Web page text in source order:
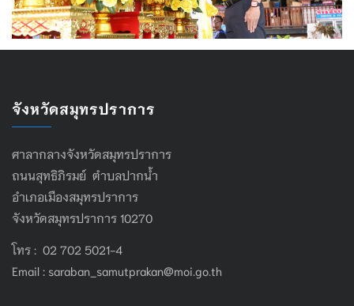
จังหวัดสมุทรปราการ
ศาลากลางจังหวัดสมุทรปราการ
ถนนสุทธิภิรมย์ ตำบลปากน้ำ
อำเภอเมืองสมุทรปราการ
จังหวัดสมุทรปราการ 10270
โทร : 02 702 5021-4
Email : saraban_samutprakan@moi.go.th